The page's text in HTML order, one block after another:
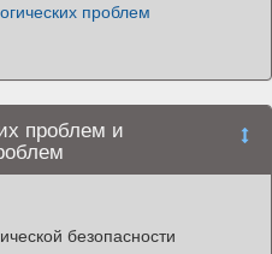
проблем
проблем и
безопасности